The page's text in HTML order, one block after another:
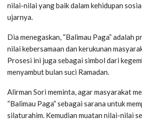
nilai-nilai yang baik dalam kehidupan
ujarnya.
Dia menegaskan, “Balimau Paga” adalah
nilai kebersamaan dan kerukunan
Prosesi ini juga sebagai simbol dari
menyambut bulan suci Ramadan.
Alirman Sori meminta, agar masyarakat
“Balimau Paga” sebagai sarana untuk
silaturahim. Kemudian muatan nilai-nilai